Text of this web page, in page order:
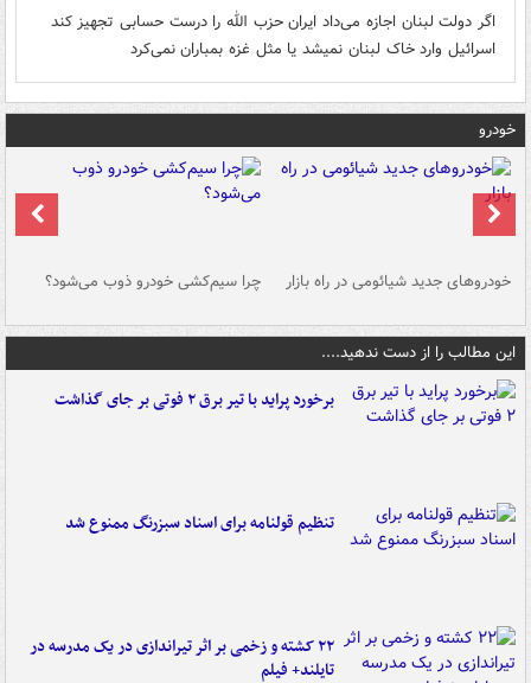
اگر دولت لبنان اجازه می‌داد ایران حزب الله را درست حسابی تجهیز کند
اسرائیل وارد خاک لبنان نمیشد یا مثل غزه بمباران نمی‌کرد
خودرو
خودروهای جدید شیائومی در راه بازار چرا سیم‌کشی خودرو ذوب می‌شود؟
این مطالب را از دست ندهید....
برخورد پراید با تیر برق ۲ فوتی بر جای گذاشت
تنظیم قولنامه برای اسناد سبزرنگ ممنوع شد
۲۲ کشته و زخمی بر اثر تیراندازی در یک مدرسه در
تایلند+ فیلم